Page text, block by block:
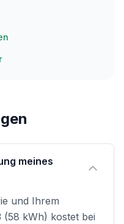
meines
und Ihrem
(58 kWh) kostet bei